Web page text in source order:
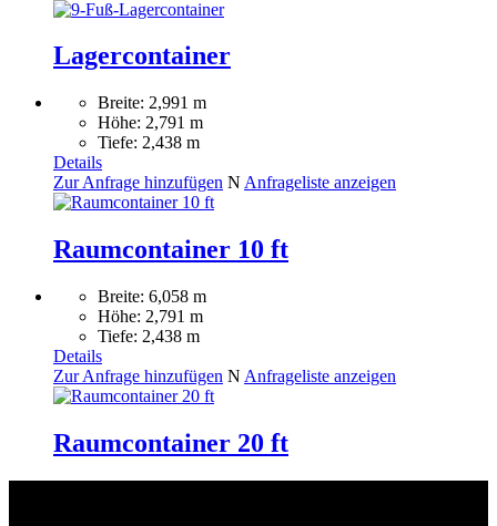
Lagercontainer
Breite: 2,991 m
Höhe: 2,791 m
Tiefe: 2,438 m
Details
Zur Anfrage hinzufügen N Anfrageliste anzeigen
Raumcontainer 10 ft
Breite: 6,058 m
Höhe: 2,791 m
Tiefe: 2,438 m
Details
Zur Anfrage hinzufügen N Anfrageliste anzeigen
Raumcontainer 20 ft